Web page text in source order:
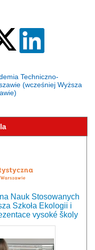
Techniczno-
(wcześniej Wyższa
Nauk Stosowanych
Szkoła Ekologii i
vysoké školy